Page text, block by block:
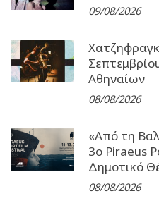
09/08/2026
Αθηναίων
08/08/2026
«Από τη
3o Piraeus
Δημοτικό
08/08/2026